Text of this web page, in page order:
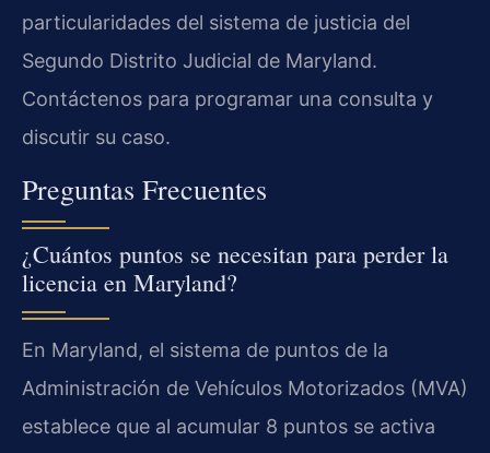
particularidades del sistema de justicia del
Segundo Distrito Judicial de Maryland.
Contáctenos para programar una consulta y
discutir su caso.
Preguntas Frecuentes
¿Cuántos puntos se necesitan para perder la
licencia en Maryland?
En Maryland, el sistema de puntos de la
Administración de Vehículos Motorizados (MVA)
establece que al acumular 8 puntos se activa